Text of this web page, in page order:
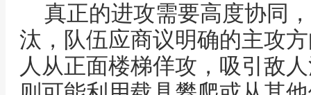
真正的进攻需要高度协同
汰，队伍应商议明确的主攻
人从正面楼梯佯攻，吸引敌